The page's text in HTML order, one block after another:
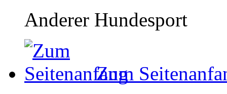
Anderer Hundesport
Zum